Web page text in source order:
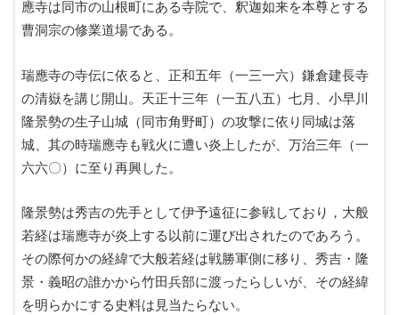
應寺は同市の山根町にある寺院で、釈迦如来を本尊とする
曹洞宗の修業道場である。
瑞應寺の寺伝に依ると、正和五年（一三一六）鎌倉建長寺
の清嶽を講じ開山。天正十三年（一五八五）七月、小早川
隆景勢の生子山城（同市角野町）の攻撃に依り同城は落
城、其の時瑞應寺も戦火に遭い炎上したが、万治三年（一
六六〇）に至り再興した。
隆景勢は秀吉の先手として伊予遠征に参戦しており，大般
若経は瑞應寺が炎上する以前に運び出されたのであろう。
その際何かの経緯で大般若経は戦勝軍側に移り、秀吉・隆
景・義昭の誰かから竹田兵部に渡ったらしいが、その経緯
を明らかにする史料は見当たらない。